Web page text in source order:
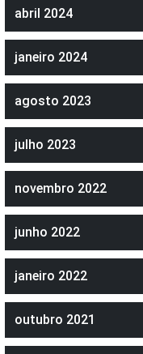
abril 2024
janeiro 2024
agosto 2023
julho 2023
novembro 2022
junho 2022
janeiro 2022
outubro 2021